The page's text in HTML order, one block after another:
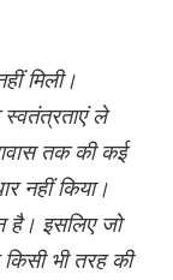
मिली।
ले
तक की कई
नहीं किया।
है। इसलिए जो
भी तरह की